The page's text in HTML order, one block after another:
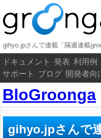
gihyo.jpさんで連載「隔週連載
ドキュメント 発表 利用例
サポート
ブログ 開発者向
BloGroonga
gihyo.jpさんで